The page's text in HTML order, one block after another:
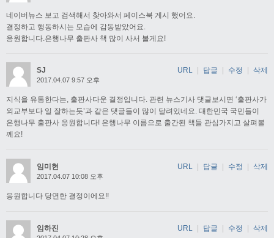
네이버뉴스 보고 검색해서 찾아와서 페이스북 게시 했어요.
결정하고 행동하시는 모습에 감동받았어요.
응원합니다.은행나무 출판사 책 많이 사서 볼게요!
SJ
2017.04.07 9:57 오후
지식을 유통한다는, 출판사다운 결정입니다. 관련 뉴스기사 댓글보시면 ‘출판사가
외교부보다 일 잘하는듯’과 같은 댓글들이 많이 달려있네요. 대한민국 국민들이
은행나무 출판사 응원합니다! 은행나무 이름으로 출간된 책들 관심가지고 살펴볼
께요!
URL 답글 수정 삭제
임미현
2017.04.07 10:08 오후
응원합니다 당연한 결정이에요!!
URL 답글 수정 삭제
임하진 URL 답글 수정 삭제